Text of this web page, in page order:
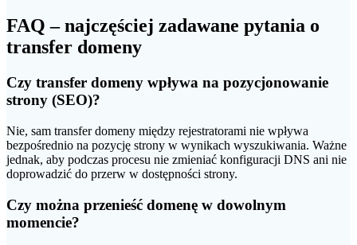
FAQ – najczęściej zadawane pytania o
transfer domeny
Czy transfer domeny wpływa na pozycjonowanie
strony (SEO)?
Nie, sam transfer domeny między rejestratorami nie wpływa
bezpośrednio na pozycję strony w wynikach wyszukiwania. Ważne
jednak, aby podczas procesu nie zmieniać konfiguracji DNS ani nie
doprowadzić do przerw w dostępności strony.
Czy można przenieść domenę w dowolnym
momencie?